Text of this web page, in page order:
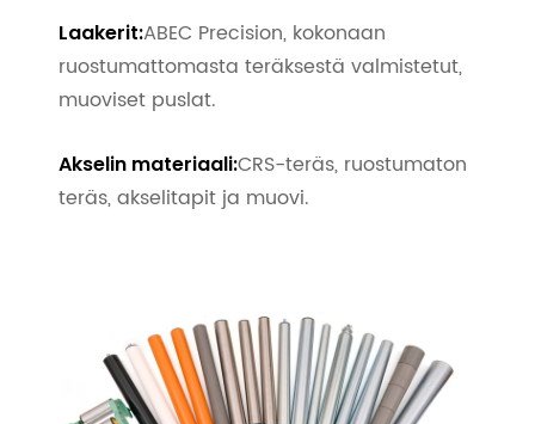
Laakerit:ABEC Precision, kokonaan
ruostumattomasta teräksestä valmistetut,
muoviset puslat.
Akselin materiaali:CRS-teräs, ruostumaton
teräs, akselitapit ja muovi.